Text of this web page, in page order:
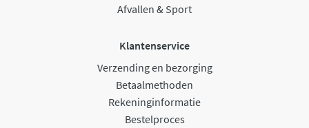
Afvallen & Sport
Klantenservice
Verzending en bezorging
Betaalmethoden
Rekeninginformatie
Bestelproces